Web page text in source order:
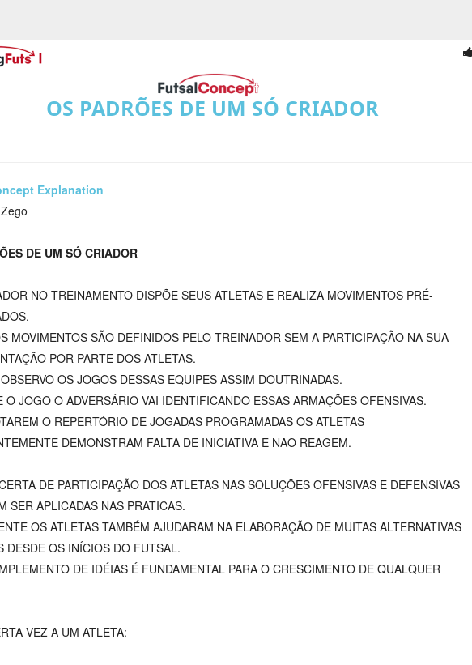
OS PADRÕES DE UM SÓ CRIADOR
Explanation
DE UM SÓ CRIADOR
NO TREINAMENTO DISPÕE SEUS ATLETAS E REALIZA MOVIMENTOS PRÉ-
MOVIMENTOS SÃO DEFINIDOS PELO TREINADOR SEM A PARTICIPAÇÃO NA SUA
POR PARTE DOS ATLETAS.
OS JOGOS DESSAS EQUIPES ASSIM DOUTRINADAS.
O JOGO O ADVERSÁRIO VAI IDENTIFICANDO ESSAS ARMAÇÕES OFENSIVAS.
O REPERTÓRIO DE JOGADAS PROGRAMADAS OS ATLETAS
DEMONSTRAM FALTA DE INICIATIVA E NAO REAGEM.
DE PARTICIPAÇÃO DOS ATLETAS NAS SOLUÇÕES OFENSIVAS E DEFENSIVAS
SER APLICADAS NAS PRATICAS.
OS ATLETAS TAMBÉM AJUDARAM NA ELABORAÇÃO DE MUITAS ALTERNATIVAS
DESDE OS INÍCIOS DO FUTSAL.
DE IDÉIAS É FUNDAMENTAL PARA O CRESCIMENTO DE QUALQUER
VEZ A UM ATLETA: